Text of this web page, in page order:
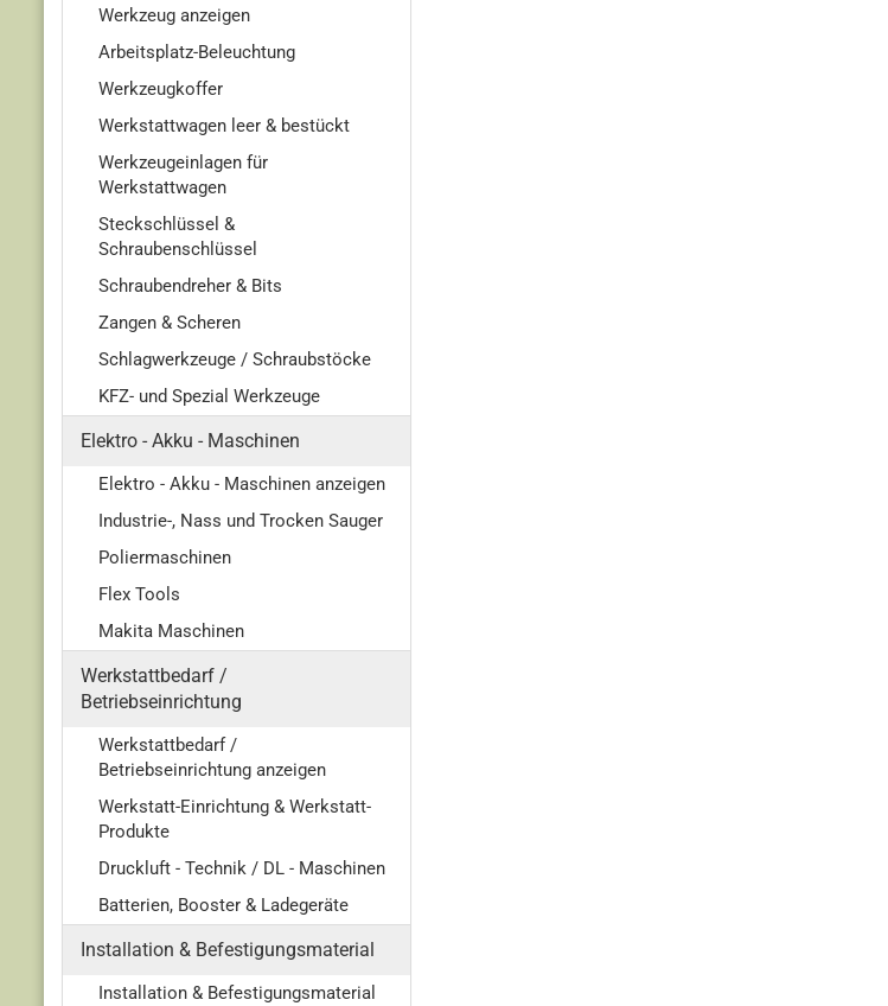
Werkzeug anzeigen
Arbeitsplatz-Beleuchtung
Werkzeugkoffer
Werkstattwagen leer & bestückt
Werkzeugeinlagen für
Werkstattwagen
Steckschlüssel &
Schraubenschlüssel
Schraubendreher & Bits
Zangen & Scheren
Schlagwerkzeuge / Schraubstöcke
KFZ- und Spezial Werkzeuge
Elektro - Akku - Maschinen
Elektro - Akku - Maschinen anzeigen
Industrie-, Nass und Trocken Sauger
Poliermaschinen
Flex Tools
Makita Maschinen
Werkstattbedarf /
Betriebseinrichtung
Werkstattbedarf /
Betriebseinrichtung anzeigen
Werkstatt-Einrichtung & Werkstatt-
Produkte
Druckluft - Technik / DL - Maschinen
Batterien, Booster & Ladegeräte
Installation & Befestigungsmaterial
Installation & Befestigungsmaterial